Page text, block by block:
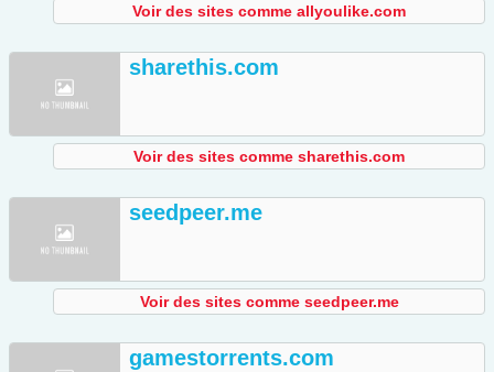
Voir des sites comme allyoulike.com
sharethis.com
Voir des sites comme sharethis.com
seedpeer.me
Voir des sites comme seedpeer.me
gamestorrents.com